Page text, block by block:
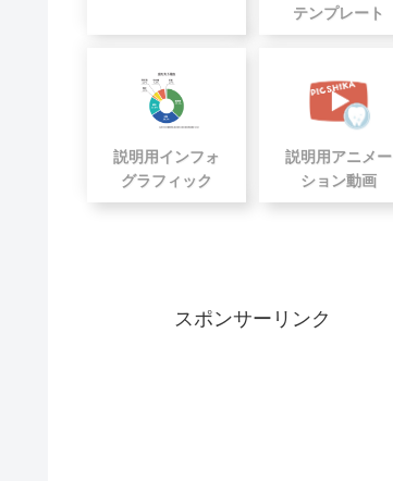
テンプレート
説明用インフォ
グラフィック
説明用アニメー
ション動画
スポンサーリンク